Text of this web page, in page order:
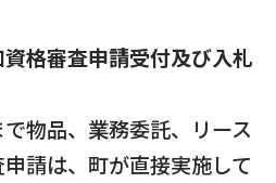
格審査申請受付及び入札
物品、業務委託、リース
請は、町が直接実施して